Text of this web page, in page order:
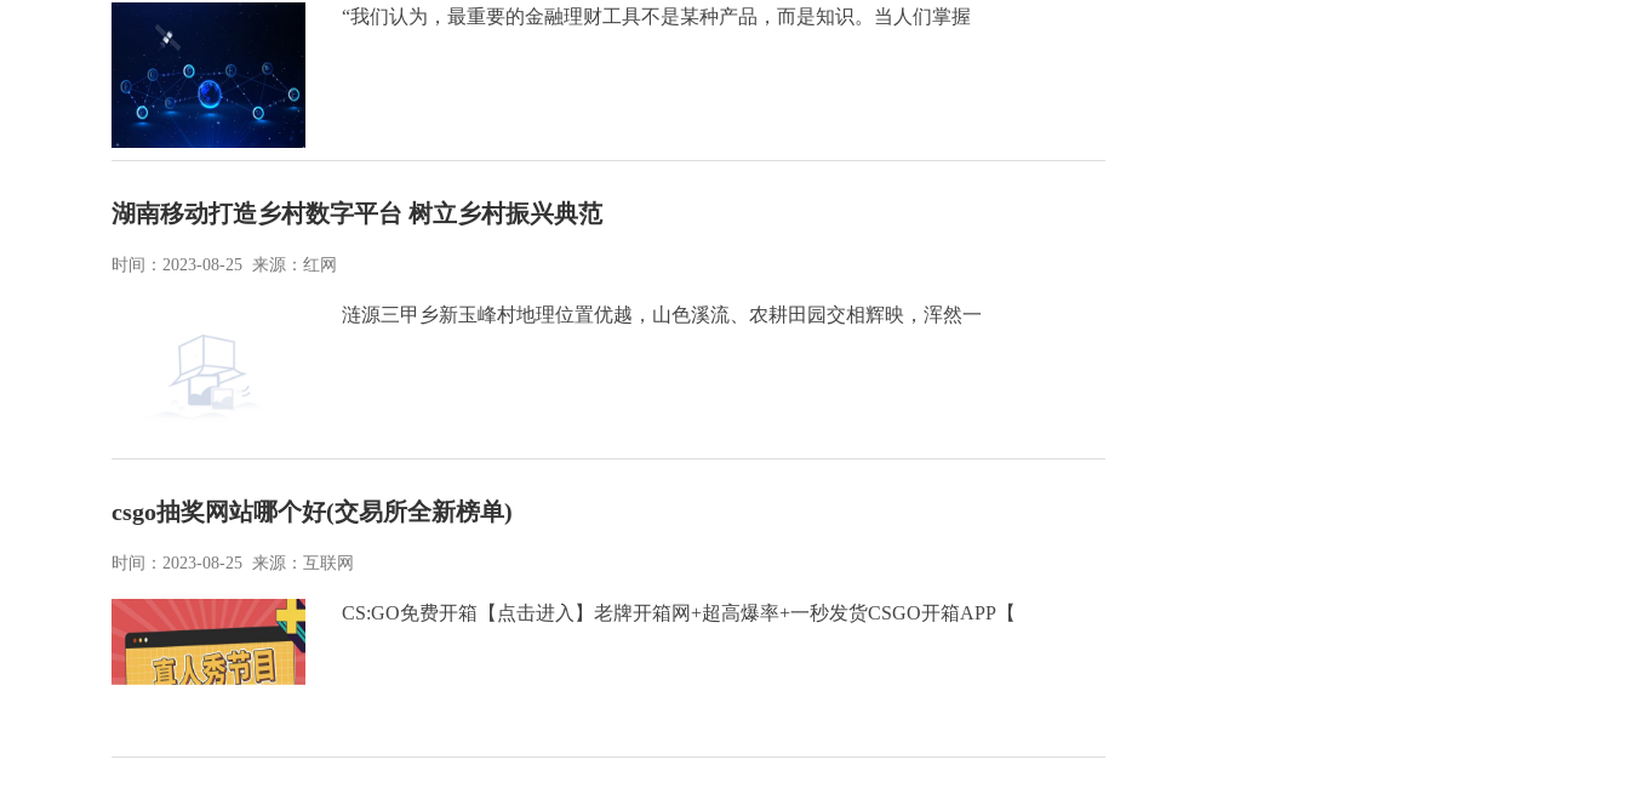
“我们认为，最重要的金融理财工具不是某种产品，而是知识。当人们掌握
湖南移动打造乡村数字平台 树立乡村振兴典范
时间：2023-08-25 来源：红网
涟源三甲乡新玉峰村地理位置优越，山色溪流、农耕田园交相辉映，浑然一
csgo抽奖网站哪个好(交易所全新榜单)
时间：2023-08-25 来源：互联网
CS:GO免费开箱【点击进入】老牌开箱网+超高爆率+一秒发货CSGO开箱APP【